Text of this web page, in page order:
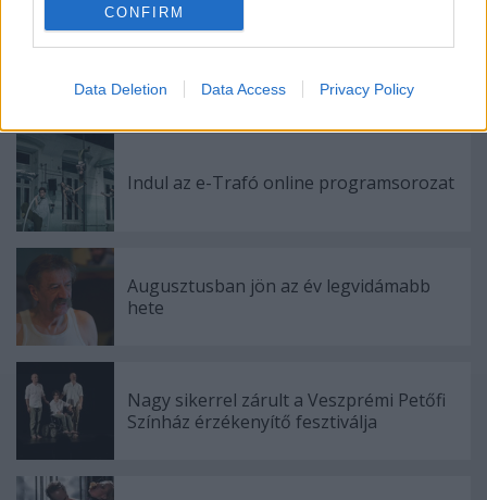
functionality and fraud prevention, and other
user protection.
CONFIRM
Data Deletion Data Access Privacy Policy
Ajánlott bejegyzések:
Indul az e-Trafó online programsorozat
Augusztusban jön az év legvidámabb
hete
Nagy sikerrel zárult a Veszprémi Petőfi
Színház érzékenyítő fesztiválja